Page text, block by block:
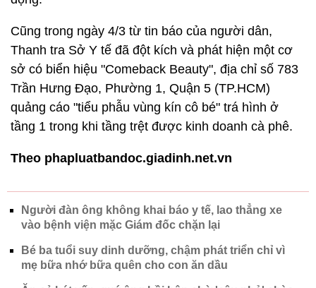
Cũng trong ngày 4/3 từ tin báo của người dân,
Thanh tra Sở Y tế đã đột kích và phát hiện một cơ
sở có biển hiệu "Comeback Beauty", địa chỉ số 783
Trần Hưng Đạo, Phường 1, Quận 5 (TP.HCM)
quảng cáo "tiểu phẫu vùng kín cô bé" trá hình ở
tầng 1 trong khi tầng trệt được kinh doanh cà phê.
Theo phapluatbandoc.giadinh.net.vn
Người đàn ông không khai báo y tế, lao thẳng xe
vào bệnh viện mặc Giám đốc chặn lại
Bé ba tuổi suy dinh dưỡng, chậm phát triển chỉ vì
mẹ bữa nhớ bữa quên cho con ăn dầu